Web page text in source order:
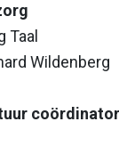
Taal
Wildenberg